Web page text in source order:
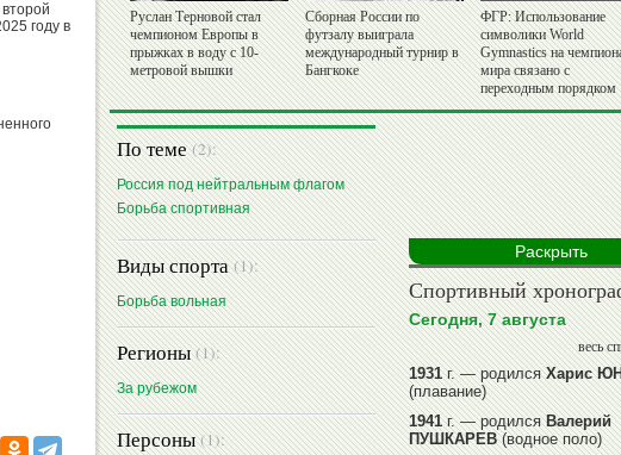
году в
Руслан Терновой стал
чемпионом Европы в
прыжках в воду с 10-
метровой вышки
Сборная России по
футзалу выиграла
международный турнир в
Бангкоке
ФГР: Использование
символики World
Gymnastics на
мира связано с
переходным порядком
По теме(2):
Россия под нейтральным флагом
Борьба спортивная
Виды спорта(1):
Борьба вольная
Регионы(1):
За рубежом
Персоны(1):
Раскрыть
Спортивный
Сегодня, 7 августа
весь
1931г. — родилсяХарис
(плавание)
1941г. — родилсяВалерий
ПУШКАРЕВ(водное поло)